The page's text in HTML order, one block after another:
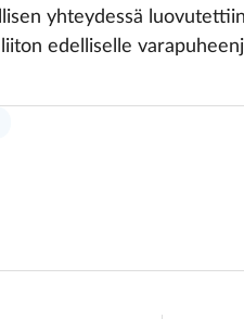
yhteydessä
edelliselle